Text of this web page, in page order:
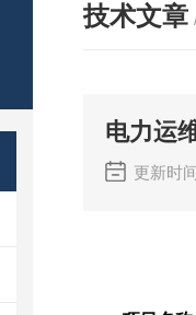
技术文章
电力运
更新时